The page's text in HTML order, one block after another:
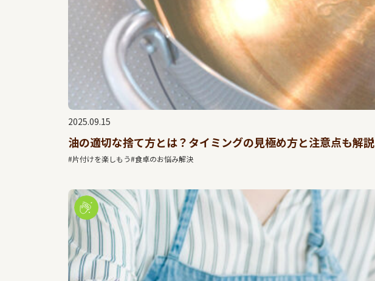
2025.09.15
油の適切な捨て方とは？タイミングの見極め方と注意点も解説
#片付けを楽しもう#食卓のお悩み解決